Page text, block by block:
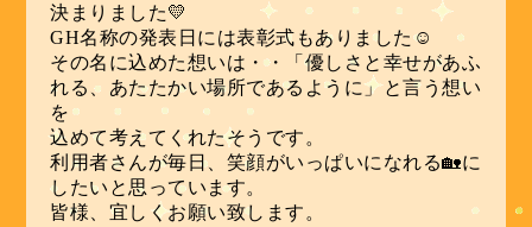
決まりました💛
GH名称の発表日には表彰式もありました☺
その名に込めた想いは・・「優しさと幸せがあふ
れる、あたたかい場所であるように」と言う想い
を
込めて考えてくれたそうです。
利用者さんが毎日、笑顔がいっぱいになれる🏡に
したいと思っています。
皆様、宜しくお願い致します。